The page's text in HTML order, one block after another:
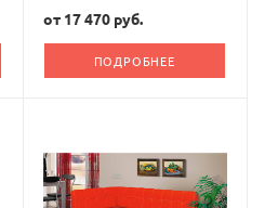
от 17 470 руб.
ПОДРОБНЕЕ